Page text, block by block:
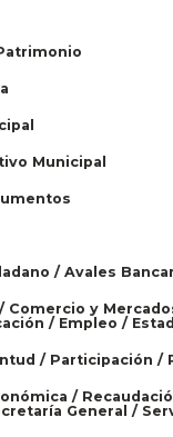
Municipal
/ Avales
Comercio y
/ Empleo /
/ Participación /
/
General /